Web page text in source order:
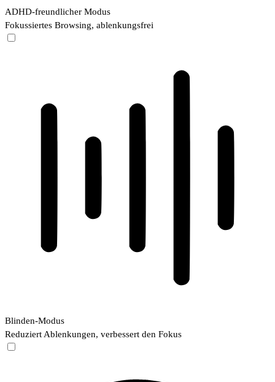
ADHD-freundlicher Modus
Fokussiertes Browsing, ablenkungsfrei
Blinden-Modus
Reduziert Ablenkungen, verbessert den Fokus